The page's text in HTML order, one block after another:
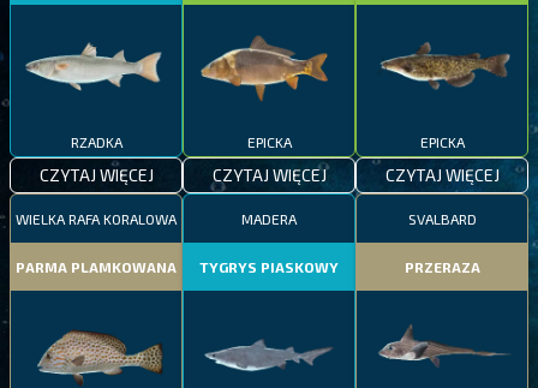
RZADKA
CZYTAJ WIĘCEJ
EPICKA
CZYTAJ WIĘCEJ
EPICKA
CZYTAJ WIĘCEJ
WIELKA RAFA KORALOWA
PARMA PLAMKOWANA
MADERA
TYGRYS PIASKOWY
SVALBARD
PRZERAZA